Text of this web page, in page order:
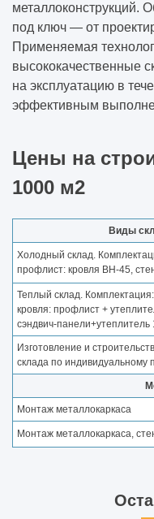
металлоконструкций.
под ключ ― от
Применяемая
высококачественные
на эксплуатацию в
эффективным
Цены на
1000 м2
Виды
Холодный склад.
профлист: кровля ВН-45,
Теплый склад.
кровля: профлист +
сэндвич-
Изготовление и
склада по индивидуальному
Монтаж металлокаркаса
Монтаж металлокаркаса,